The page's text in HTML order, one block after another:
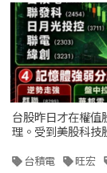
台股昨日才在權值
理。受到美股科技
台積電 旺宏